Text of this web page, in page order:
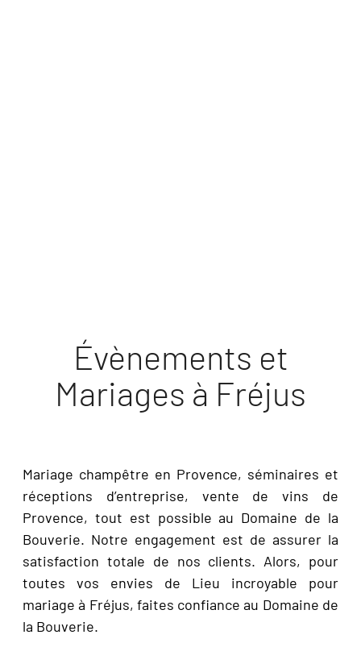
Évènements et
Mariages à Fréjus
Mariage champêtre en Provence, séminaires et
réceptions d’entreprise, vente de vins de
Provence, tout est possible au Domaine de la
Bouverie. Notre engagement est de assurer la
satisfaction totale de nos clients. Alors, pour
toutes vos envies de Lieu incroyable pour
mariage à Fréjus, faites confiance au Domaine de
la Bouverie.